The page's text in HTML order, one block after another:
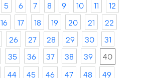
5 6 7 8 9 10 11
12
16 17 18 19 20 21
22
26 27 28 29 30
31
35 36 37 38 39
40
44 45 46 47 48 49